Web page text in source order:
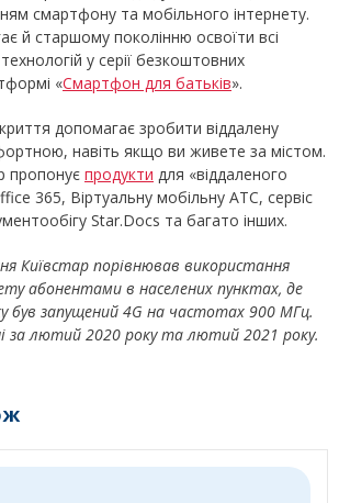
смартфону та мобільного інтернету.
й старшому поколінню освоїти всі
у серії безкоштовних
«Смартфон для батьків».
допомагає зробити віддалену
навіть якщо ви живете за містом.
пропонує продукти для «віддаленого
365, Віртуальну мобільну АТС, сервіс
Star.Docs та багато інших.
Київстар порівнював використання
абонентами в населених пунктах, де
був запущений 4G на частотах 900 МГц.
за лютий 2020 року та лютий 2021 року.